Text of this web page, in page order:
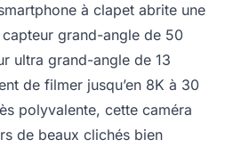
à clapet abrite une
grand-angle de 50
ultra grand-angle de 13
de filmer jusqu’en 8K à 30
polyvalente, cette caméra
de beaux clichés bien